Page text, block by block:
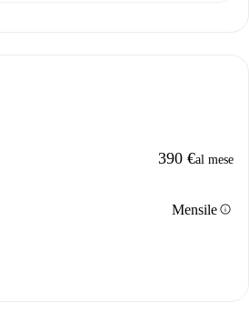
390 €al mese
Mensileinfo